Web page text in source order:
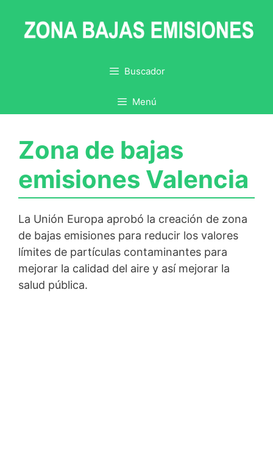
contenido
Buscador
Menú
Zona de bajas
emisiones Valencia
La Unión Europa aprobó la creación de zona
de bajas emisiones para reducir los valores
límites de partículas contaminantes para
mejorar la calidad del aire y así mejorar la
salud pública.